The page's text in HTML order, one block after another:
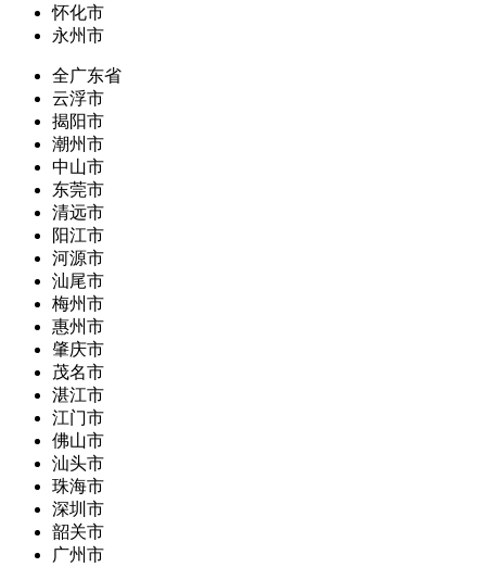
怀化市
永州市
全广东省
云浮市
揭阳市
潮州市
中山市
东莞市
清远市
阳江市
河源市
汕尾市
梅州市
惠州市
肇庆市
茂名市
湛江市
江门市
佛山市
汕头市
珠海市
深圳市
韶关市
广州市